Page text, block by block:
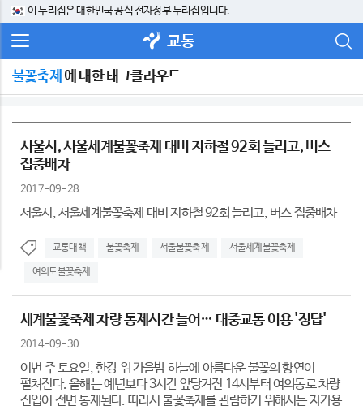
이 누리집은 대한민국 공식 전자정부 누리집입니다.
교통
불꽃축제 에 대한 태그클라우드
서울시, 서울세계불꽃축제 대비 지하철 92회 늘리고, 버스
집중배차
2017-09-28
서울시, 서울세계불꽃축제 대비 지하철 92회 늘리고, 버스 집중배차
교통대책 불꽃축제 서울불꽃축제 서울세계불꽃축제
여의도불꽃축제
세계불꽃축제 차량 통제시간 늘어… 대중교통 이용 '정답'
2014-09-30
이번 주 토요일, 한강 위 가을밤 하늘에 아름다운 불꽃의 향연이
펼쳐진다. 올해는 예년보다 3시간 앞당겨진 14시부터 여의동로 차량
진입이 전면 통제된다. 따라서 불꽃축제를 관람하기 위해서는 자가용